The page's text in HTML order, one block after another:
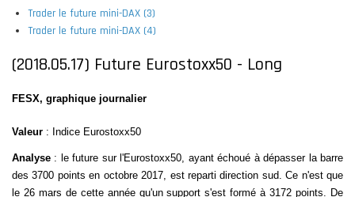
Trader le future mini-DAX (3)
Trader le future mini-DAX (4)
(2018.05.17) Future Eurostoxx50 - Long
FESX, graphique journalier
Valeur : Indice Eurostoxx50
Analyse : le future sur l'Eurostoxx50, ayant échoué à dépasser la barre
des 3700 points en octobre 2017, est reparti direction sud. Ce n'est que
le 26 mars de cette année qu'un support s'est formé à 3172 points. De